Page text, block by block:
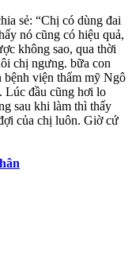
sẻ: “Chị có dùng đai
nó cũng có hiệu quả,
không sao, qua thời
chị ngưng. bữa con
bệnh viện thẩm mỹ Ngô
Lúc đầu cũng hơi lo
sau khi làm thì thấy
của chị luôn. Giờ cứ